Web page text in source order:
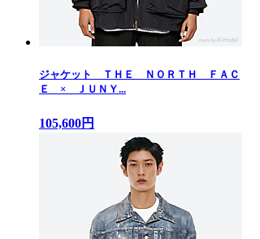
ジャケット ＴＨＥ ＮＯＲＴＨ ＦＡＣ
Ｅ × ＪＵＮＹ...
105,600円